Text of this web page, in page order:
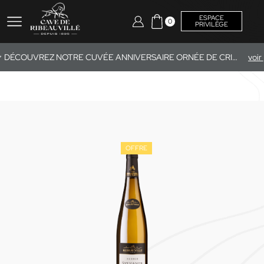
0 ESPACE
PRIVILÈGE
DÉCOUVREZ NOTRE CUVÉE ANNIVERSAIRE ORNÉE DE CRISTAUX SWAROVSKI®.
OFFRE